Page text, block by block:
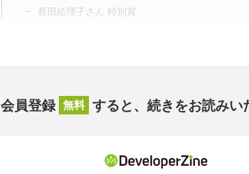
長田絵理子さん 特別賞
会員登録 無料 すると、続きをお読みい